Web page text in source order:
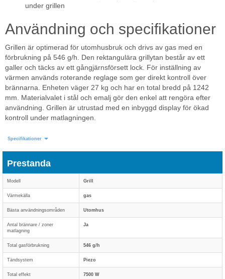
under grillen
Användning och specifikationer
Grillen är optimerad för utomhusbruk och drivs av gas med en
förbrukning på 546 g/h. Den rektangulära grillytan består av ett
galler och täcks av ett gångjärnsförsett lock. För inställning av
värmen används roterande reglage som ger direkt kontroll över
brännarna. Enheten väger 27 kg och har en total bredd på 1242
mm. Materialvalet i stål och emalj gör den enkel att rengöra efter
användning. Grillen är utrustad med en inbyggd display för ökad
kontroll under matlagningen.
Specifikationer
Prestanda
Modell Grill
Värmekälla gas
Bästa användningsområden Utomhus
Antal brännare / zoner
matlagning
Ja
Total gasförbrukning 546 g/h
Tändsystem Piezo
Total effekt 7500 W